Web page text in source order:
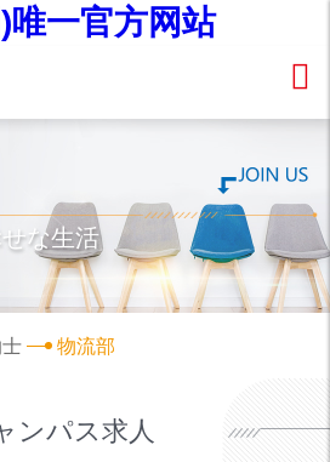
唯一官方网站
な生活
物流部
ンパス求人